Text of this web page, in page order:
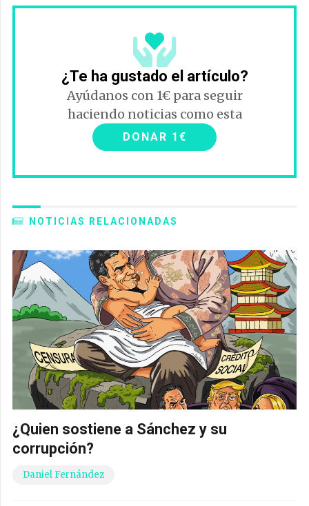
¿Te ha gustado el artículo?
Ayúdanos con 1€ para seguir
haciendo noticias como esta
DONAR 1€
NOTICIAS RELACIONADAS
¿Quien sostiene a Sánchez y su
corrupción?
Daniel Fernández